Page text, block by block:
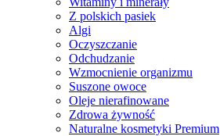
Z polskich pasiek
Algi
Oczyszczanie
Odchudzanie
Wzmocnienie organizmu
Suszone owoce
Oleje nierafinowane
Zdrowa żywność
Naturalne kosmetyki Premium